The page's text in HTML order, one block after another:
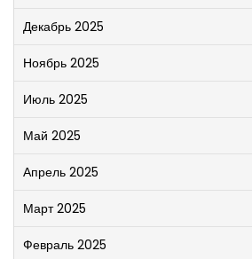
Декабрь 2025
Ноябрь 2025
Июль 2025
Май 2025
Апрель 2025
Март 2025
Февраль 2025